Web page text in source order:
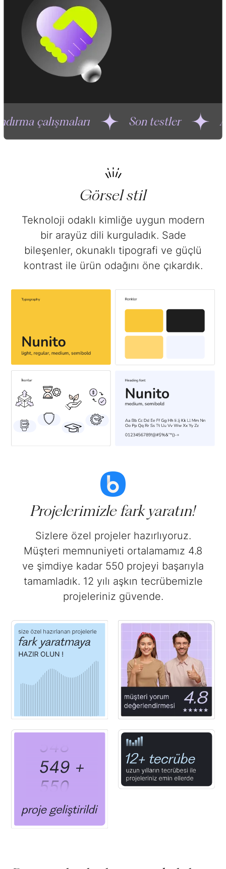
Son testler Araştırma
Görsel stil
Teknoloji odaklı kimliğe uygun modern
bir arayüz dili kurguladık. Sade
bileşenler, okunaklı tipografi ve güçlü
kontrast ile ürün odağını öne çıkardık.
Projelerimizle fark yaratın!
Sizlere özel projeler hazırlıyoruz.
Müşteri memnuniyeti ortalamamız 4.8
ve şimdiye kadar 550 projeyi başarıyla
tamamladık. 12 yılı aşkın tecrübemizle
projeleriniz güvende.